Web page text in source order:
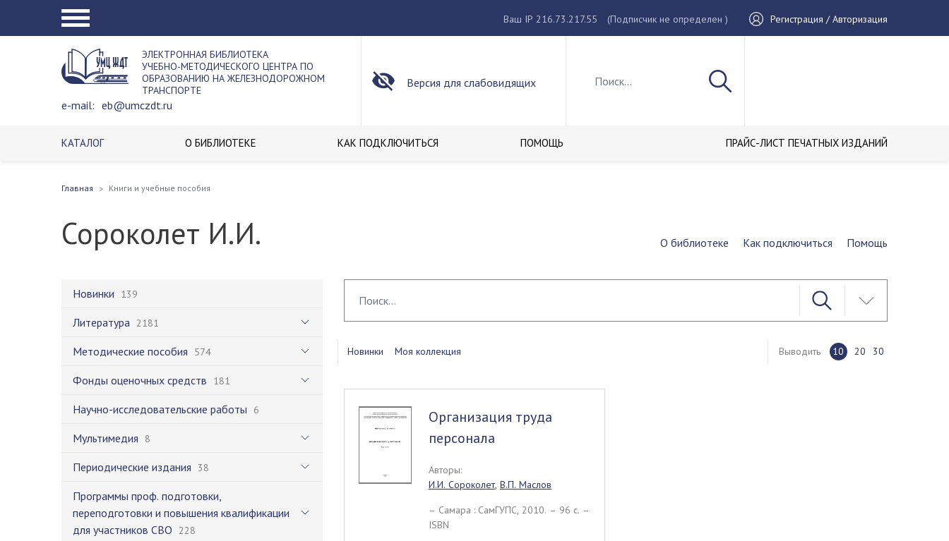
Ваш IP 216.73.217.55 (Подписчик не определен ) Регистрация / Авторизация
ЭЛЕКТРОННАЯ БИБЛИОТЕКА
УЧЕБНО-МЕТОДИЧЕСКОГО ЦЕНТРА ПО
ОБРАЗОВАНИЮ НА ЖЕЛЕЗНОДОРОЖНОМ
ТРАНСПОРТЕ
e-mail: eb@umczdt.ru
Версия для слабовидящих
КАТАЛОГ О БИБЛИОТЕКЕ КАК ПОДКЛЮЧИТЬСЯ ПОМОЩЬ ПРАЙС-ЛИСТ ПЕЧАТНЫХ ИЗДАНИЙ
Главная Книги и учебные пособия
Сороколет И.И. О библиотеке Как подключиться Помощь
Новинки 139
Литература 2181
Методические пособия 574
Фонды оценочных средств 181
Научно-исследовательские работы 6
Мультимедия 8
Периодические издания 38
Программы проф. подготовки,
переподготовки и повышения квалификации
для участников СВО 228
Новинки Моя коллекция Выводить 10 20 30
Организация труда
персонала
Авторы:
И.И. Сороколет, В.П. Маслов
– Самара : СамГУПС, 2010. – 96 c. –
ISBN